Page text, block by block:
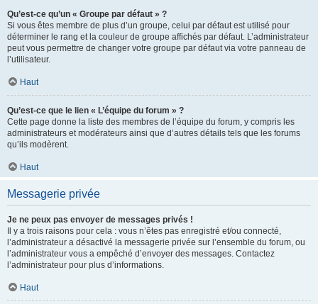
Qu’est-ce qu’un « Groupe par défaut » ?
Si vous êtes membre de plus d’un groupe, celui par défaut est utilisé pour
déterminer le rang et la couleur de groupe affichés par défaut. L’administrateur
peut vous permettre de changer votre groupe par défaut via votre panneau de
l’utilisateur.
Haut
Qu’est-ce que le lien « L’équipe du forum » ?
Cette page donne la liste des membres de l’équipe du forum, y compris les
administrateurs et modérateurs ainsi que d’autres détails tels que les forums
qu’ils modèrent.
Haut
Messagerie privée
Je ne peux pas envoyer de messages privés !
Il y a trois raisons pour cela : vous n’êtes pas enregistré et/ou connecté,
l’administrateur a désactivé la messagerie privée sur l’ensemble du forum, ou
l’administrateur vous a empêché d’envoyer des messages. Contactez
l’administrateur pour plus d’informations.
Haut